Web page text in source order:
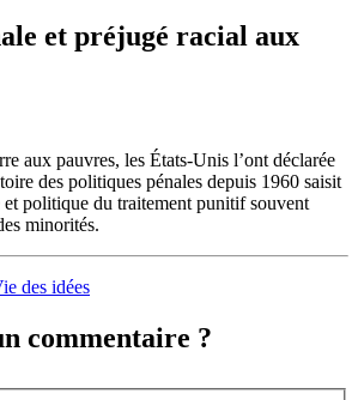
et préjugé racial aux
aux pauvres, les États-Unis l’ont déclarée
des politiques pénales depuis 1960 saisit
et politique du traitement punitif souvent
minorités.
des idées
commentaire ?